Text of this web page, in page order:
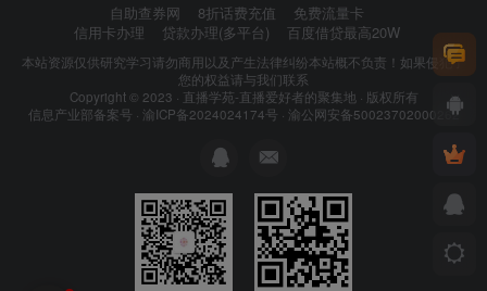
自助查券网
8折话费充值
免费流量卡
信用卡办理
贷款办理(多平台) 百度借贷最高20W
本站资源仅供研究学习请勿商用以及产生法律纠纷本站概不负责！如果侵犯了
您的权益请与我们联系
Copyright © 2023 · 直播学苑-直播爱好者的聚集地· 版权所有
信息产业部备案号 · 渝ICP备2024024174号 · 渝公网安备50023702000262